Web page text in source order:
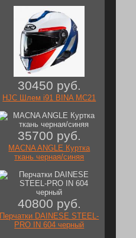
30450 руб.
HJC Шлем i91 BINA MC21
35700 руб.
MACNA ANGLE Куртка
ткань черная/синяя
40800 руб.
Перчатки DAINESE STEEL-
PRO IN 604 черный